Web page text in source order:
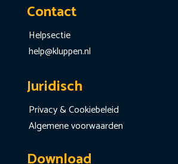
Contact
Helpsectie
help@kluppen.nl
Juridisch
Privacy & Cookiebeleid
Algemene voorwaarden